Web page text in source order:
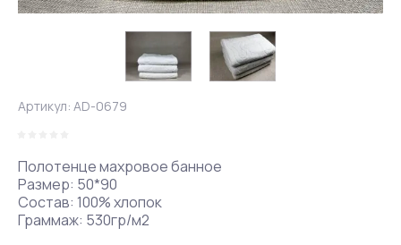
Артикул: AD-0679
Полотенце махровое банное
Размер: 50*90
Состав: 100% хлопок
Граммаж: 530гр/м2